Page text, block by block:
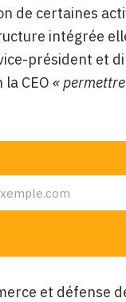
de certaines
intégrée
président et
CEO «
et défense